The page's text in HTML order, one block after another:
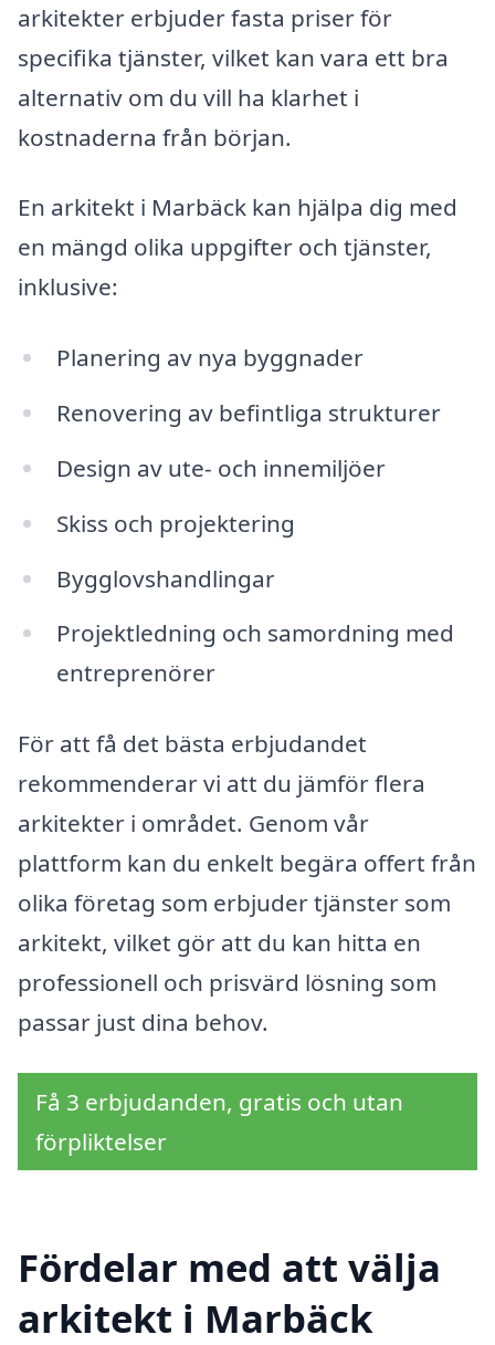
arkitekter erbjuder fasta priser för
specifika tjänster, vilket kan vara ett bra
alternativ om du vill ha klarhet i
kostnaderna från början.
En arkitekt i Marbäck kan hjälpa dig med
en mängd olika uppgifter och tjänster,
inklusive:
Planering av nya byggnader
Renovering av befintliga strukturer
Design av ute- och innemiljöer
Skiss och projektering
Bygglovshandlingar
Projektledning och samordning med
entreprenörer
För att få det bästa erbjudandet
rekommenderar vi att du jämför flera
arkitekter i området. Genom vår
plattform kan du enkelt begära offert från
olika företag som erbjuder tjänster som
arkitekt, vilket gör att du kan hitta en
professionell och prisvärd lösning som
passar just dina behov.
Få 3 erbjudanden, gratis och utan
förpliktelser
Fördelar med att välja
arkitekt i Marbäck